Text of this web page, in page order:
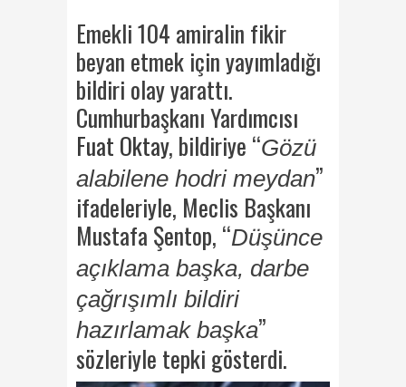
Emekli 104 amiralin fikir
beyan etmek için yayımladığı
bildiri olay yarattı.
Cumhurbaşkanı Yardımcısı
Fuat Oktay, bildiriye “Gözü
alabilene hodri meydan”
ifadeleriyle, Meclis Başkanı
Mustafa Şentop, “Düşünce
açıklama başka, darbe
çağrışımlı bildiri
hazırlamak başka”
sözleriyle tepki gösterdi.